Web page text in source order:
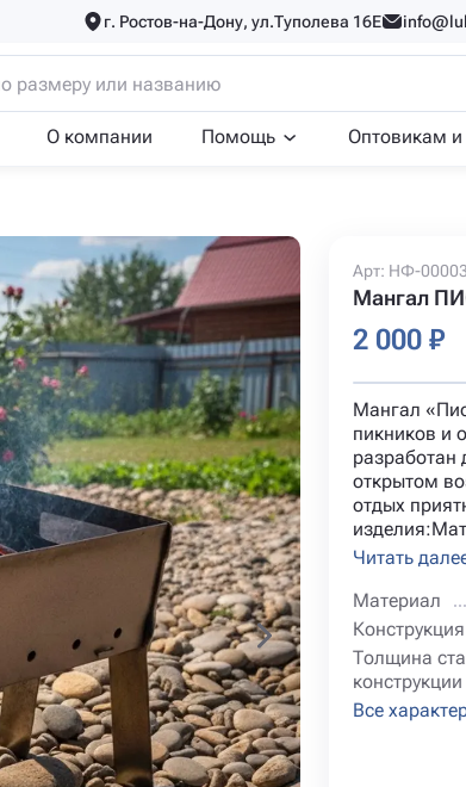
г. Ростов-на-Дону, ул.Туполева 16Е
О компании Помощь Оптовикам
Арт: НФ-
Мангал
2 000 ₽
Мангал
пикников и
разработан
открытом
отдых
Читать
Материал
Конструкция
Толщина
конструкции
Все